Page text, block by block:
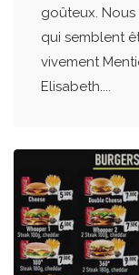
goûteux.
qui semblent
vivement
Elisabeth....